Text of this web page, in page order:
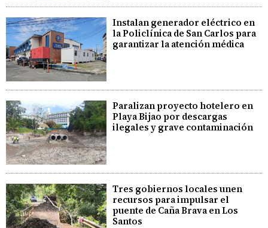
Instalan generador eléctrico en
la Policlínica de San Carlos para
garantizar la atención médica
Paralizan proyecto hotelero en
Playa Bijao por descargas
ilegales y grave contaminación
Tres gobiernos locales unen
recursos para impulsar el
puente de Caña Brava en Los
Santos